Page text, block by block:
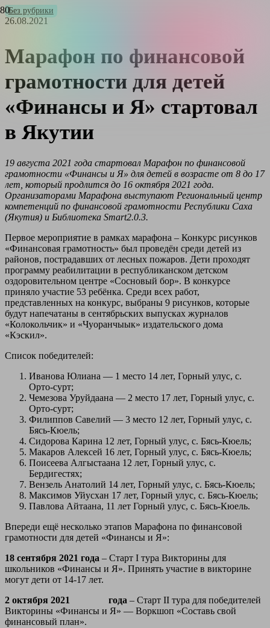
Без рубрики
26.08.2021
Марафон по финансовой
грамотности для детей
«Финансы и Я» стартовал
в Якутии
19 августа 2021 года стартовал Марафон по финансовой
грамотности «Финансы и Я» для детей в возрасте от 8 до 17
лет, который продлится до 16 октября 2021 года.
Организаторами Марафона выступают Региональный центр
компетенций по финансовой грамотности Республики Саха
(Якутия) и Библиотека Smart2.0.3.
Первое мероприятие в рамках марафона – Конкурс рисунков
«Финансовая грамотность» был проведён среди детей из
районов, пострадавших от лесных пожаров. Дети проходят
программу реабилитации в республиканском детском
оздоровительном центре «Сосновый бор». В конкурсе
приняло участие 53 ребёнка. Среди всех работ,
представленных на конкурс, выбраны 9 рисунков, которые
будут напечатаны в сентябрьских выпусках журналов
«Колокольчик» и «Чуоранчыык» издательского дома
«Кэскил».
Список победителей:
Иванова Юлиана — 1 место 14 лет, Горный улус, с.
Орто-сурт;
Чемезова Уруйдаана — 2 место 17 лет, Горный улус, с.
Орто-сурт;
Филиппов Савелий — 3 место 12 лет, Горный улус, с.
Бясь-Кюель;
Сидорова Карина 12 лет, Горный улус, с. Бясь-Кюель;
Макаров Алексей 16 лет, Горный улус, с. Бясь-Кюель;
Поисеева Алгыстаана 12 лет, Горный улус, с.
Бердигестях;
Вензель Анатолий 14 лет, Горный улус, с. Бясь-Кюель;
Максимов Уйусхан 17 лет, Горный улус, с. Бясь-Кюель;
Павлова Айтаана, 11 лет Горный улус, с. Бясь-Кюель.
Впереди ещё несколько этапов Марафона по финансовой
грамотности для детей «Финансы и Я»:
18 сентября 2021 года – Старт I тура Викторины для
школьников «Финансы и Я». Принять участие в викторине
могут дети от 14-17 лет.
2 октября 2021 года – Старт II тура для победителей
Викторины «Финансы и Я» — Воркшоп «Составь свой
финансовый план».